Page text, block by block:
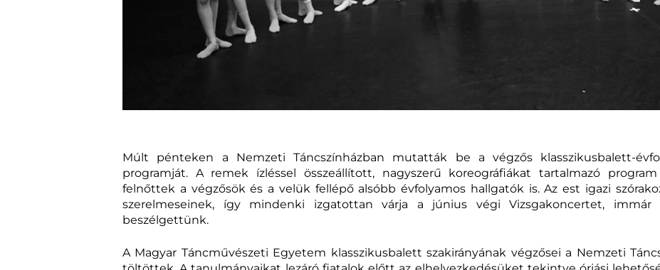
Múlt pénteken a Nemzeti Táncszínházban mutatták be a végzős klasszikusbalett-
programját. A remek ízléssel összeállított, nagyszerű koreográfiákat tartalmazó
felnőttek a végzősök és a velük fellépő alsóbb évfolyamos hallgatók is. Az est igazi
szerelmeseinek, így mindenki izgatottan várja a június végi Vizsgakoncertet, immár
beszélgettünk.
A Magyar Táncművészeti Egyetem klasszikusbalett szakirányának végzősei a Nemzeti